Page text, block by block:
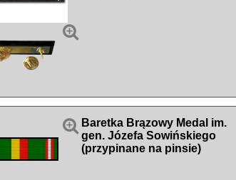

 Baretka Brązowy Medal im.
gen. Józefa Sowińskiego
(przypinane na pinsie)